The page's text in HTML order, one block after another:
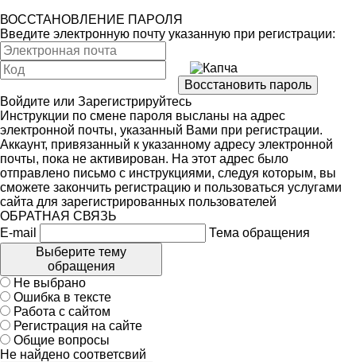
ВОССТАНОВЛЕНИЕ ПАРОЛЯ
Введите электронную почту указанную при регистрации:
Войдите или Зарегистрируйтесь
Инструкции по смене пароля высланы на адрес
электронной почты, указанный Вами при регистрации.
Аккаунт, привязанный к указанному адресу электронной
почты, пока не активирован. На этот адрес было
отправлено письмо с инструкциями, следуя которым, вы
сможете закончить регистрацию и пользоваться услугами
сайта для зарегистрированных пользователей
ОБРАТНАЯ СВЯЗЬ
E-mail
Тема обращения
Выберите тему
обращения
Не выбрано
Ошибка в тексте
Работа с сайтом
Регистрация на сайте
Общие вопросы
Не найдено соответсвий